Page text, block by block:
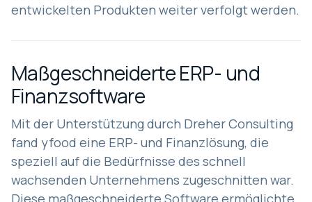
entwickelten Produkten weiter verfolgt werden.
Maßgeschneiderte ERP- und
Finanzsoftware
Mit der Unterstützung durch Dreher Consulting
fand yfood eine ERP- und Finanzlösung, die
speziell auf die Bedürfnisse des schnell
wachsenden Unternehmens zugeschnitten war.
Diese maßgeschneiderte Software ermöglichte